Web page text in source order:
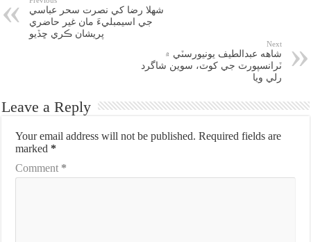
شهلا رضا کي نصرت سحر عباسي
جي اسيمبليءَ مان غير حاضري
پريشان ڪري ڇڏيو
Next
شاهه عبدالطيف يونيورسٽي ۾
ٽرانسپورٽ جي کوٽ، سوين شاگرد
رلي ويا
Leave a Reply
Your email address will not be published. Required fields are
marked *
Comment *